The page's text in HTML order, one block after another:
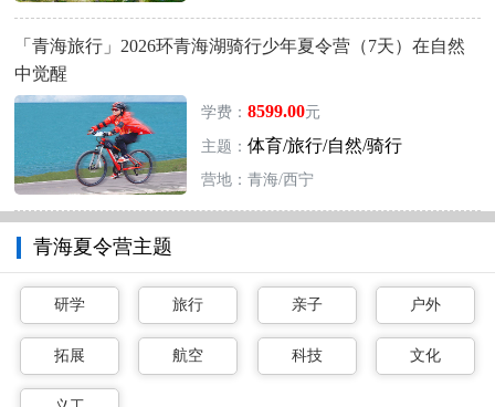
「青海旅行」2026环青海湖骑行少年夏令营（7天）在自然
中觉醒
学费： 8599.00元
主题： 体育/旅行/自然/骑行
营地：青海/西宁
青海夏令营主题
研学 旅行 亲子 户外
拓展 航空 科技 文化